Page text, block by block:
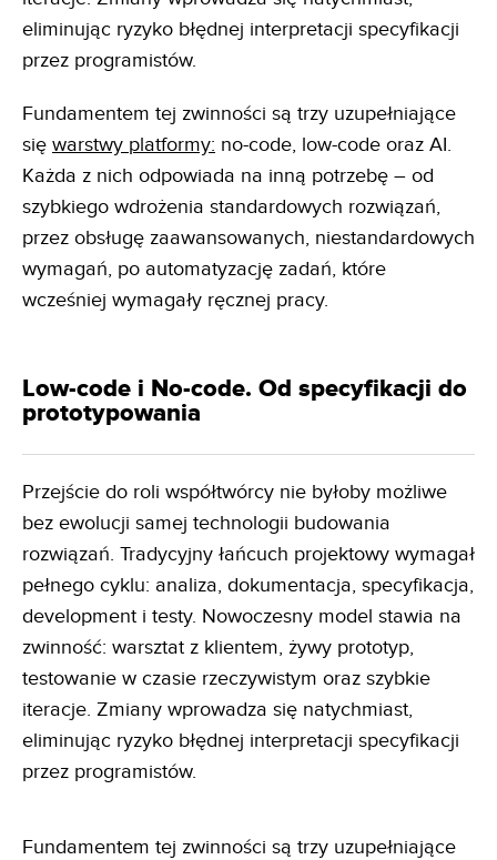
eliminując ryzyko błędnej interpretacji specyfikacji
przez programistów.
Fundamentem tej zwinności są trzy uzupełniające
się warstwy platformy: no-code, low-code oraz AI.
Każda z nich odpowiada na inną potrzebę – od
szybkiego wdrożenia standardowych rozwiązań,
przez obsługę zaawansowanych, niestandardowych
wymagań, po automatyzację zadań, które
wcześniej wymagały ręcznej pracy.
Low-code i No-code. Od specyfikacji do
prototypowania
Przejście do roli współtwórcy nie byłoby możliwe
bez ewolucji samej technologii budowania
rozwiązań. Tradycyjny łańcuch projektowy wymagał
pełnego cyklu: analiza, dokumentacja, specyfikacja,
development i testy. Nowoczesny model stawia na
zwinność: warsztat z klientem, żywy prototyp,
testowanie w czasie rzeczywistym oraz szybkie
iteracje. Zmiany wprowadza się natychmiast,
eliminując ryzyko błędnej interpretacji specyfikacji
przez programistów.
Fundamentem tej zwinności są trzy uzupełniające